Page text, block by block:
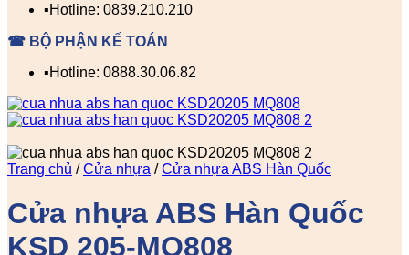
▪️Hotline: 0839.210.210
☎ BỘ PHẬN KẾ TOÁN
▪️Hotline: 0888.30.06.82
Trang chủ / Cửa nhựa / Cửa nhựa ABS Hàn Quốc
Cửa nhựa ABS Hàn Quốc
KSD 205-MQ808